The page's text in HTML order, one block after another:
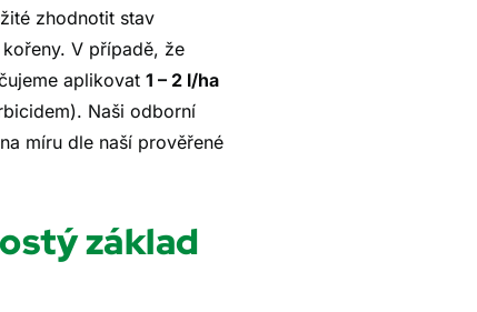
zhodnotit stav
V případě, že
aplikovat 1 – 2 l/ha
Naši odborní
míru dle naší prověřené
základ